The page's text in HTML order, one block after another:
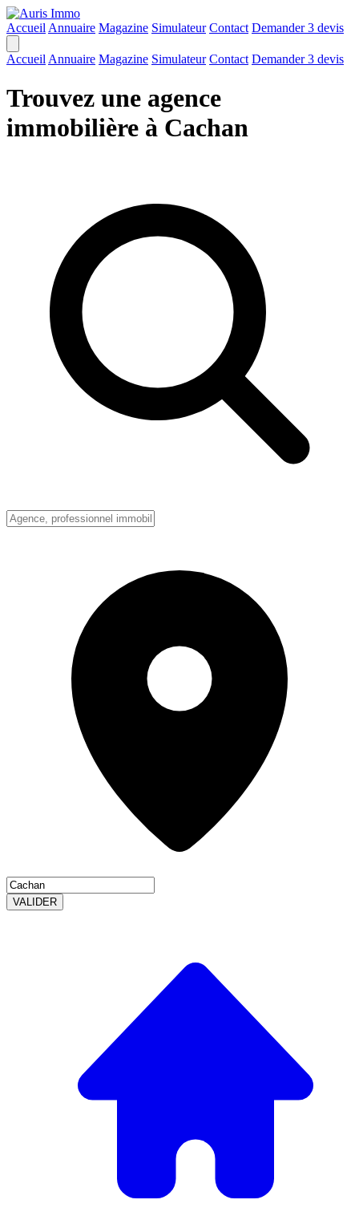
Accueil Annuaire Magazine Simulateur Contact Demander 3 devis
Accueil Annuaire Magazine Simulateur Contact Demander 3 devis
Trouvez une agence
immobilière à Cachan
VALIDER